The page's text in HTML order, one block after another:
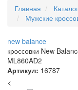
Главная
Каталог
Мужские
new balance
кроссовки New
ML860AD2
Артикул: 16787
<